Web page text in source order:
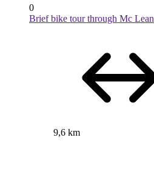
0
Brief bike tour through Mc Lean
9,6 km